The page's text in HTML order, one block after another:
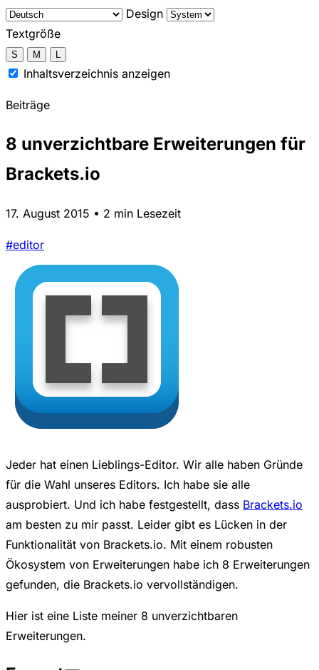
Design
Textgröße
S M L
Inhaltsverzeichnis anzeigen
Beiträge
8 unverzichtbare Erweiterungen für
Brackets.io
17. August 2015 • 2 min Lesezeit
#editor
Jeder hat einen Lieblings-Editor. Wir alle haben Gründe
für die Wahl unseres Editors. Ich habe sie alle
ausprobiert. Und ich habe festgestellt, dass Brackets.io
am besten zu mir passt. Leider gibt es Lücken in der
Funktionalität von Brackets.io. Mit einem robusten
Ökosystem von Erweiterungen habe ich 8 Erweiterungen
gefunden, die Brackets.io vervollständigen.
Hier ist eine Liste meiner 8 unverzichtbaren
Erweiterungen.